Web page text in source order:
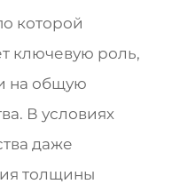
которой
ключевую роль,
на общую
В условиях
даже
толщины